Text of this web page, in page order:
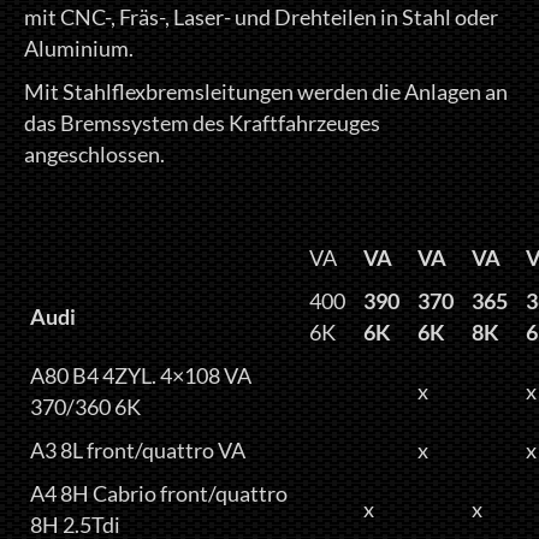
mit CNC-, Fräs-, Laser- und Drehteilen in Stahl oder
Aluminium.
Mit Stahlflexbremsleitungen werden die Anlagen an
das Bremssystem des Kraftfahrzeuges
angeschlossen.
VA VA VA VA
Audi
400
6K
390
6K
370
6K
365
8K
A80 B4 4ZYL. 4×108 VA
370/360 6K
x x
A3 8L front/quattro VA x
x
A4 8H Cabrio front/quattro
8H 2.5Tdi
x x